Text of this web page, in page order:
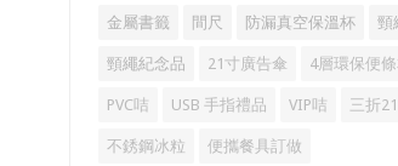
金屬書籤 間尺 防漏真空保溫杯 頸
頸繩紀念品 21寸廣告傘 4層環保便
PVC咭 USB 手指禮品 VIP咭 三折
不銹鋼冰粒 便攜餐具訂做